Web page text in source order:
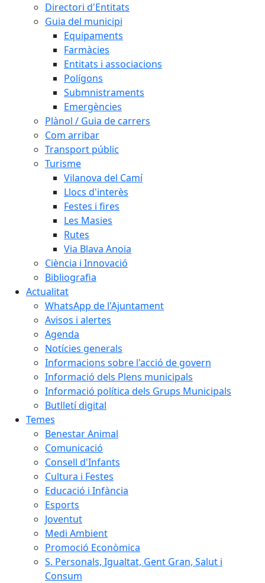
Directori d'Entitats
Guia del municipi
Equipaments
Farmàcies
Entitats i associacions
Polígons
Submnistraments
Emergències
Plànol / Guia de carrers
Com arribar
Transport públic
Turisme
Vilanova del Camí
Llocs d'interès
Festes i fires
Les Masies
Rutes
Via Blava Anoia
Ciència i Innovació
Bibliografia
Actualitat
WhatsApp de l'Ajuntament
Avisos i alertes
Agenda
Notícies generals
Informacions sobre l'acció de govern
Informació dels Plens municipals
Informació política dels Grups Municipals
Butlletí digital
Temes
Benestar Animal
Comunicació
Consell d'Infants
Cultura i Festes
Educació i Infància
Esports
Joventut
Medi Ambient
Promoció Econòmica
S. Personals, Igualtat, Gent Gran, Salut i
Consum